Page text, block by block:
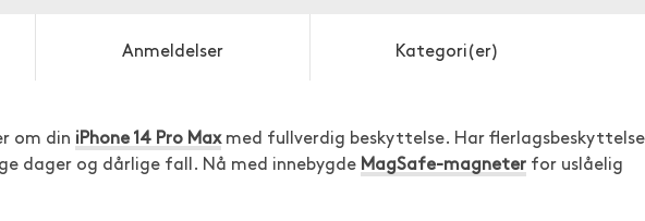
Anmeldelser Kategori(er)
om din iPhone 14 Pro Maxmed fullverdig beskyttelse. Har flerlagsbeskyttelse
dager og dårlige fall. Nå med innebygde MagSafe-magneter for uslåelig